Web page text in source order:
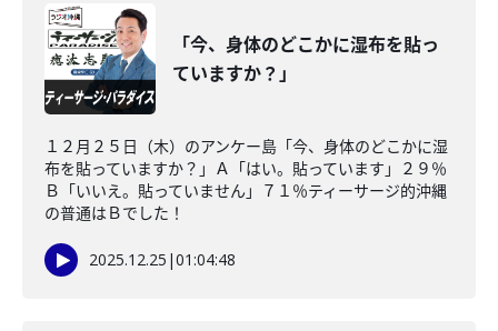
「今、身体のどこかに湿布を貼っ
ていますか？」
１２月２５日（木）のアンケー島「今、身体のどこかに湿
布を貼っていますか？」Ａ「はい。貼っています」２９％
Ｂ「いいえ。貼っていません」７１％ティーサージ的沖縄
の普通はＢでした！
2025.12.25 |01:04:48